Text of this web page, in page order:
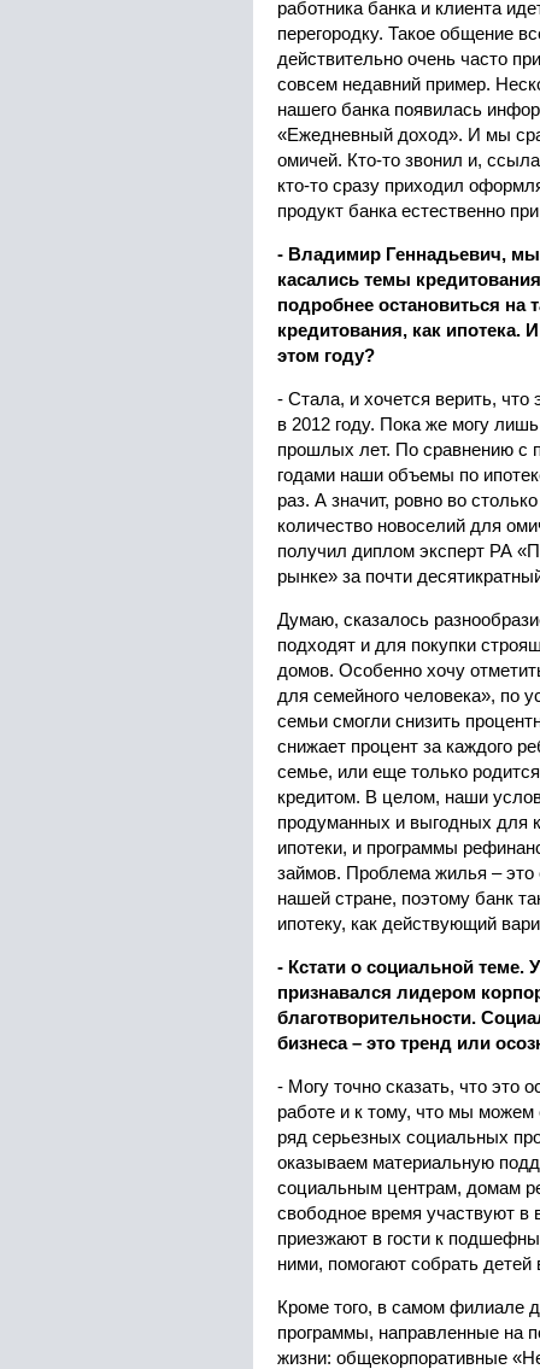
работника банка и клиента
перегородку. Такое общение
действительно очень часто
совсем недавний пример.
нашего банка появилась
«Ежедневный доход». И мы
омичей. Кто-то звонил и,
кто-то сразу приходил
продукт банка естественно
- Владимир Геннадьевич, мы
касались темы
подробнее остановиться на
кредитования, как ипотека.
этом году?
- Стала, и хочется верить, что
в 2012 году. Пока же могу
прошлых лет. По сравнению
годами наши объемы по
раз. А значит, ровно во
количество новоселий для
получил диплом эксперт РА
рынке» за почти
Думаю, сказалось
подходят и для покупки
домов. Особенно хочу
для семейного человека», по
семьи смогли снизить
снижает процент за каждого
семье, или еще только
кредитом. В целом, наши
продуманных и выгодных для
ипотеки, и программы
займов. Проблема жилья –
нашей стране, поэтому банк
ипотеку, как действующий
- Кстати о социальной теме.
признавался лидером
благотворительности.
бизнеса – это тренд или
- Могу точно сказать, что это
работе и к тому, что мы
ряд серьезных социальных
оказываем материальную
социальным центрам, домам
свободное время участвуют в
приезжают в гости к
ними, помогают собрать детей
Кроме того, в самом филиале
программы, направленные на
жизни: общекорпоративные